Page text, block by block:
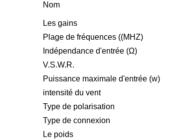
Nom
Les gains
Plage de fréquences ((MHZ)
Indépendance d'entrée (Ω)
V.S.W.R.
Puissance maximale d'entrée (w)
intensité du vent
Type de polarisation
Type de connexion
Le poids